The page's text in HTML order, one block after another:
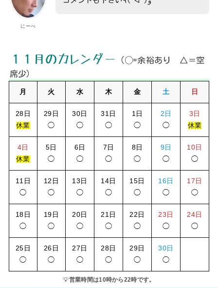
にーべ
１１月のカレンダー
（◯=余裕あり △＝空
席少）
月 火 水 木 金 土 日
28日
休業
29日
◯
30日
◯
31日
◯
1日
◯
2日
◯
3日
休業
4日
休業
5日
◯
6日
◯
7日
◯
8日
◯
9日
◯
10日
◯
11日
◯
12日
◯
13日
◯
14日
◯
15日
◯
16日
◯
17日
◯
18日
◯
19日
◯
20日
◯
21日
◯
22日
◯
23日
◯
24日
◯
25日
◯
26日
◯
27日
◯
28日
◯
29日
◯
30日
◯
💡営業時間は10時から22時です。